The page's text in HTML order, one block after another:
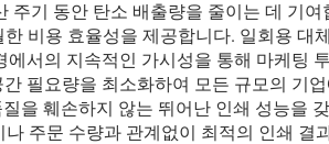
기 동안 탄소 배출량을 줄이는 데 기
비용 효율성을 제공합니다. 일회용 대
서의 지속적인 가시성을 통해 마케팅
필요량을 최소화하여 모든 규모의 기
을 훼손하지 않는 뛰어난 인쇄 성능을
주문 수량과 관계없이 최적의 인쇄 결